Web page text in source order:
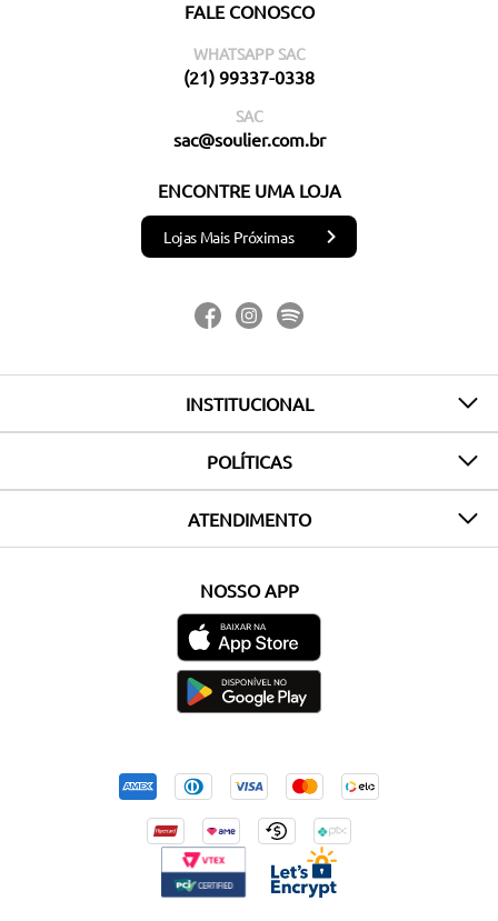
FALE CONOSCO
WHATSAPP SAC
(21) 99337-0338
SAC
sac@soulier.com.br
ENCONTRE UMA LOJA
Lojas Mais Próximas
INSTITUCIONAL
POLÍTICAS
ATENDIMENTO
NOSSO APP